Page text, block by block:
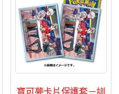
寶可夢卡片保護套－訓